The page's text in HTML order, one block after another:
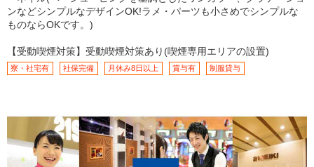
ンなどシンプルなデザインOK!ラメ・パーツも小さめでシンプルな
ものならOKです。)
【受動喫煙対策】受動喫煙対策あり(喫煙専用エリアの設置)
寮・社宅有 社保完備 月休み8日以上 賞与有 制服貸与